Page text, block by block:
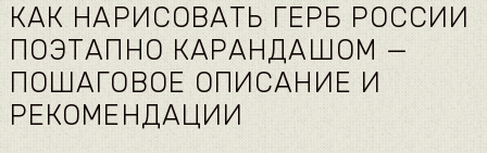
КАК НАРИСОВАТЬ ГЕРБ РОССИИ
ПОЭТАПНО КАРАНДАШОМ —
ПОШАГОВОЕ ОПИСАНИЕ И
РЕКОМЕНДАЦИИ